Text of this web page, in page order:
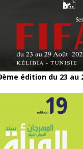
édition du 23 au